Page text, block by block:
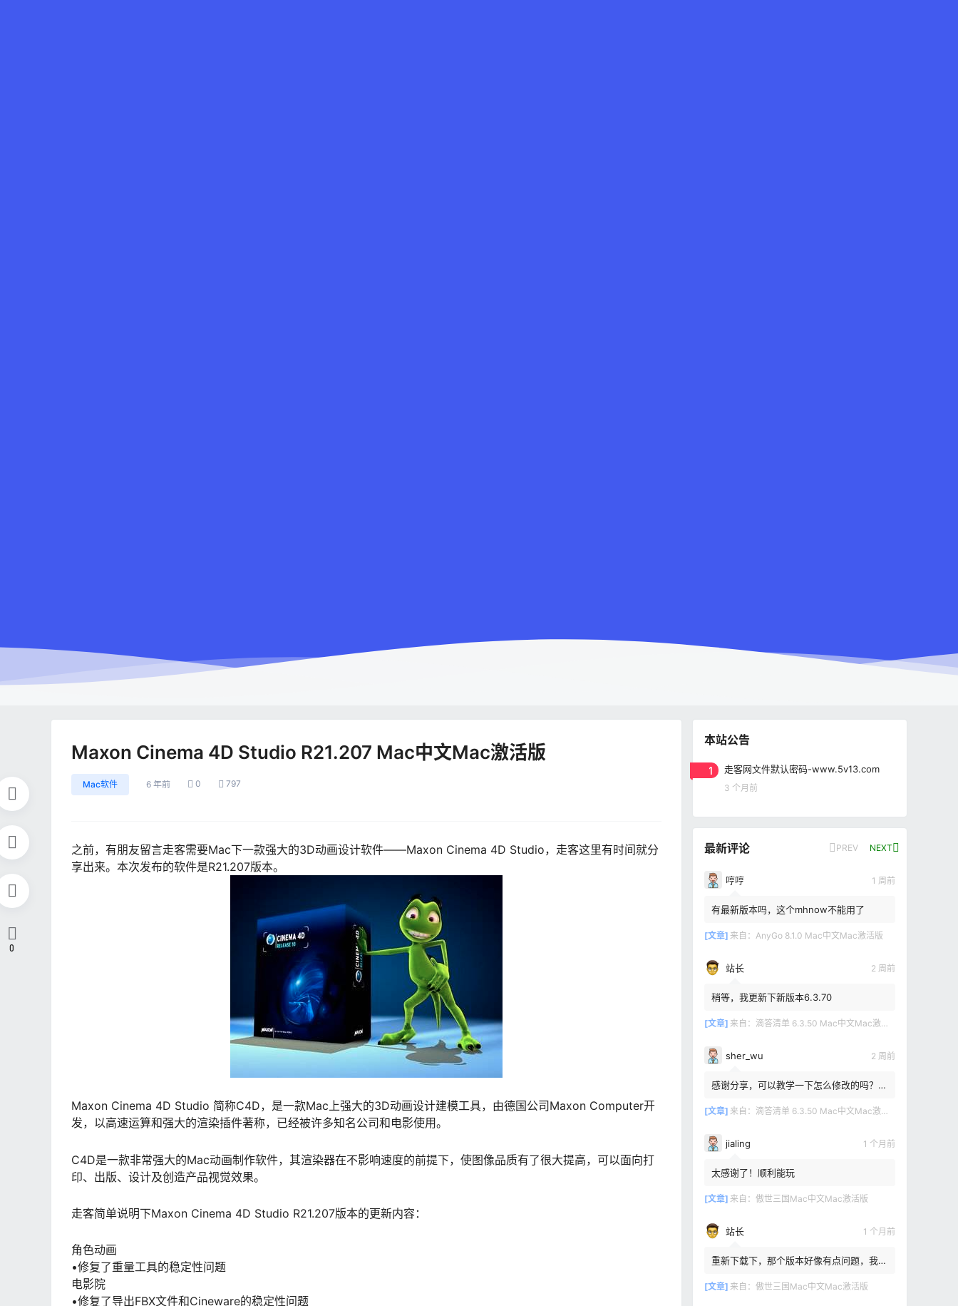
Maxon Cinema 4D Studio R21.207 Mac中文Mac激活版
Mac软件 6 年前 0 797
之前，有朋友留言走客需要Mac下一款强大的3D动画设计软件——Maxon Cinema 4D Studio，走客这里有时间就分
享出来。本次发布的软件是R21.207版本。
Maxon Cinema 4D Studio 简称C4D，是一款Mac上强大的3D动画设计建模工具，由德国公司Maxon Computer开
发，以高速运算和强大的渲染插件著称，已经被许多知名公司和电影使用。
C4D是一款非常强大的Mac动画制作软件，其渲染器在不影响速度的前提下，使图像品质有了很大提高，可以面向打
印、出版、设计及创造产品视觉效果。
走客简单说明下Maxon Cinema 4D Studio R21.207版本的更新内容：
角色动画
•修复了重量工具的稳定性问题
电影院
•修复了导出FBX文件和Cineware的稳定性问题
0
本站公告
1 走客网文件默认密码-www.5v13.com
3 个月前
最新评论 PREV NEXT
哼哼 1 周前
有最新版本吗，这个mhnow不能用了
[文章] 来自： AnyGo 8.1.0 Mac中文Mac激活版
站长 2 周前
稍等，我更新下新版本6.3.70
[文章] 来自： 滴答清单 6.3.50 Mac中文Mac激活版
sher_wu 2 周前
感谢分享，可以教学一下怎么修改的吗？目
[文章] 来自： 滴答清单 6.3.50 Mac中文Mac激活版
jialing 1 个月前
太感谢了！顺利能玩
[文章] 来自： 傲世三国Mac中文Mac激活版
站长 1 个月前
重新下载下，那个版本好像有点问题，我重
[文章] 来自： 傲世三国Mac中文Mac激活版